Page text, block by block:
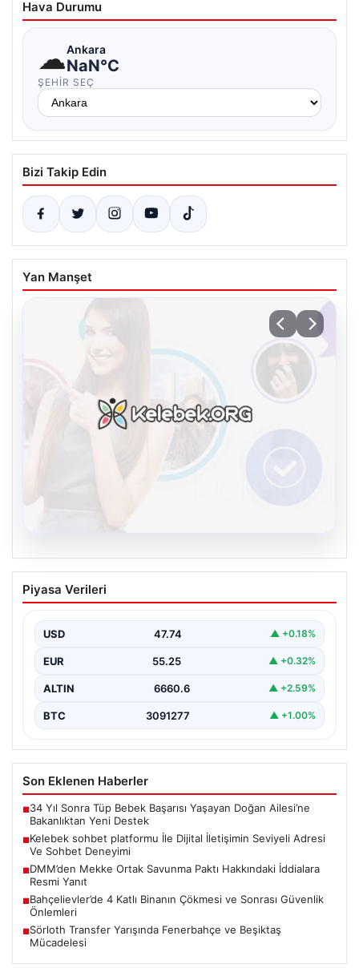
Hava Durumu
☁Ankara
NaN°C
ŞEHIR SEÇ
Bizi Takip Edin
Yan Manşet
Kelebek sohbet platformu İle Dijital
İletişimin Seviyeli Adresi Ve Sohbet
Dijital ortamında insanların seviyeli bir şekilde iletişim
Piyasa Verileri
USD 47.74 ▲ +0.18%
EUR 55.25 ▲ +0.32%
ALTIN 6660.6 ▲ +2.59%
BTC 3091277 ▲ +1.00%
Son Eklenen Haberler
■34 Yıl Sonra Tüp Bebek Başarısı Yaşayan Doğan Ailesi’ne
Bakanlıktan Yeni Destek
■Kelebek sohbet platformu İle Dijital İletişimin Seviyeli Adresi
Ve Sohbet Deneyimi
■DMM’den Mekke Ortak Savunma Paktı Hakkındaki İddialara
Resmi Yanıt
■Bahçelievler’de 4 Katlı Binanın Çökmesi ve Sonrası Güvenlik
Önlemleri
■Sörloth Transfer Yarışında Fenerbahçe ve Beşiktaş
Mücadelesi